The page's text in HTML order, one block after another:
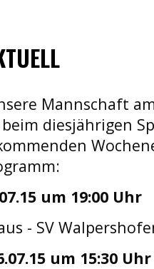
Mannschaft
diesjährigen
um 19:00 Uhr
- SV
um 15:30 Uhr